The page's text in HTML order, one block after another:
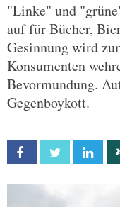
"Linke" und
auf für Bücher,
Gesinnung wird
Konsumenten
Bevormundung.
Gegenboykott.
Facebook Twitter